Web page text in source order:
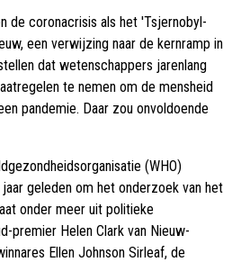
de coronacrisis als het 'Tsjernobyl-
een verwijzing naar de kernramp in
dat wetenschappers jarenlang
te nemen om de mensheid
pandemie. Daar zou onvoldoende
(WHO)
geleden om het onderzoek van het
onder meer uit politieke
premier Helen Clark van Nieuw-
Ellen Johnson Sirleaf, de